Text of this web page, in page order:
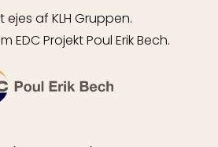
ejes af KLH Gruppen.
EDC Projekt Poul Erik Bech.